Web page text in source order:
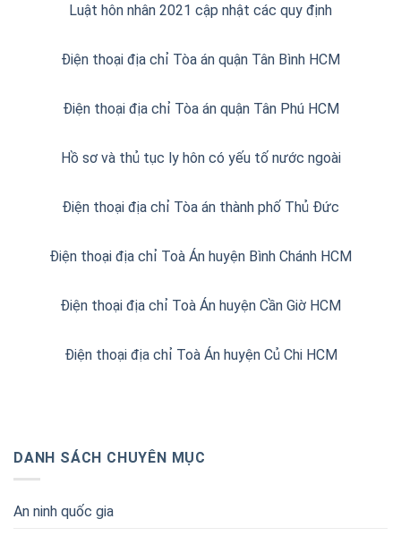
Luật hôn nhân 2021 cập nhật các quy định
Điện thoại địa chỉ Tòa án quận Tân Bình HCM
Điện thoại địa chỉ Tòa án quận Tân Phú HCM
Hồ sơ và thủ tục ly hôn có yếu tố nước ngoài
Điện thoại địa chỉ Tòa án thành phố Thủ Đức
Điện thoại địa chỉ Toà Án huyện Bình Chánh HCM
Điện thoại địa chỉ Toà Án huyện Cần Giờ HCM
Điện thoại địa chỉ Toà Án huyện Củ Chi HCM
DANH SÁCH CHUYÊN MỤC
An ninh quốc gia